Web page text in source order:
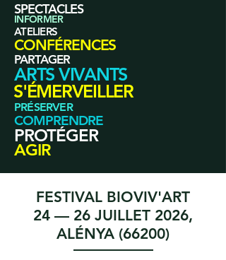
SPECTACLES
INFORMER
ATELIERS
CONFÉRENCES
PARTAGER
ARTS VIVANTS
S'ÉMERVEILLER
PRÉSERVER
COMPRENDRE
AGIR
PROTÉGER
FESTIVAL BIOVIV'ART
24 — 26 JUILLET 2026,
ALÉNYA (66200)